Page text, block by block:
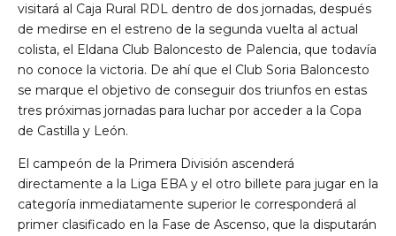
visitará al Caja Rural RDL dentro de dos jornadas, después
de medirse en el estreno de la segunda vuelta al actual
colista, el Eldana Club Baloncesto de Palencia, que todavía
no conoce la victoria. De ahí que el Club Soria Baloncesto
se marque el objetivo de conseguir dos triunfos en estas
tres próximas jornadas para luchar por acceder a la Copa
de Castilla y León.
El campeón de la Primera División ascenderá
directamente a la Liga EBA y el otro billete para jugar en la
categoría inmediatamente superior le corresponderá al
primer clasificado en la Fase de Ascenso, que la disputarán